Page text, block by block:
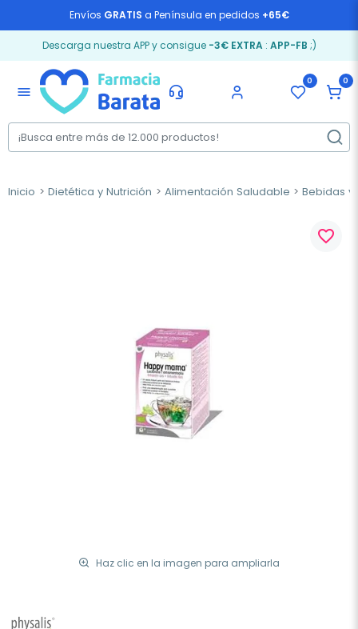
Envíos GRATIS a Península en pedidos +65€
Descarga nuestra APP y consigue -3€ EXTRA: APP-FB ;)
menu
0 0
Inicio Dietética y Nutrición Alimentación Saludable Bebidas y
Haz clic en la imagen para ampliarla
favorite_border